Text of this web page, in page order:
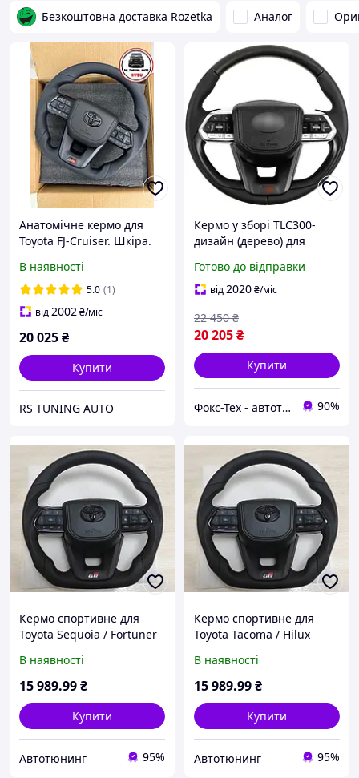
Безкоштовна доставка Rozetka Аналог
Анатомічне кермо для
Toyota FJ-Cruiser. Шкіра.
В наявності
5.0 (1)
від2002₴/міс
20 025₴
Купити
RS TUNING AUTO
Кермо у зборі TLC300-
дизайн (дерево) для
2007-2021 рр
Готово до відправки
від2020₴/міс
20 205₴
22 450 ₴
Купити
Фокс-Тех - автотюнінг 90%
Кермо спортивне для
Toyota Sequoia / Fortuner
подушкою безпеки
В наявності
15 989.99₴
Купити
Автотюнинг 95%
Кермо спортивне для
Toyota Tacoma / Hilux
подушкою безпеки
В наявності
15 989.99₴
Купити
Автотюнинг 95%